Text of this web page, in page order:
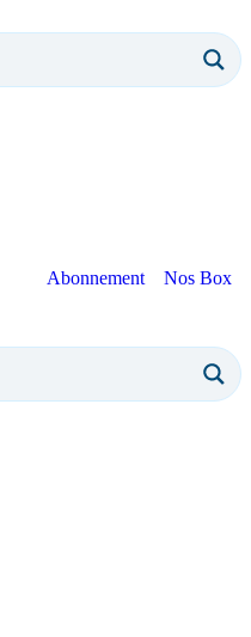
Abonnement Nos Box